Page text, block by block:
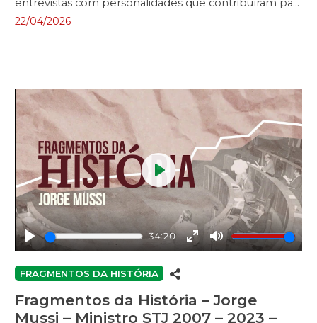
entrevistas com personalidades que contribuíram para
o desenvolvimento do Estado. No programa, políticos
e outras figuras públicas relembram a trajetória
ex-deputado estadual e ex-presidente da Alesc
catarinense entre 2022 e 2023.
22/04/2026
Play
34:20
EnterMute
Play
FRAGMENTOS DA HISTÓRIA
Fragmentos da História – Jorge
Mussi – Ministro STJ 2007 – 2023 –